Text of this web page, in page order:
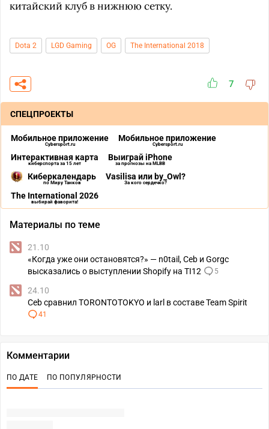
китайский клуб в нижнюю сетку.
Dota 2 LGD Gaming OG The International 2018
7
СПЕЦПРОЕКТЫ
Мобильное приложение
Cybersport.ru
Мобильное приложение
Cybersport.ru
Интерактивная карта
киберспорта за 15 лет
Выиграй iPhone
за прогнозы на MLBB
Киберкалендарь
по Миру Танков
Vasilisa или by_Owl?
За кого сердечко?
The International 2026
выбирай фаворита!
Материалы по теме
21.10
«Когда уже они остановятся?» — n0tail, Ceb и Gorgc
высказались о выступлении Shopify на TI12
5
24.10
Ceb сравнил TORONTOTOKYO и larl в составе Team Spirit
41
Комментарии
ПО ДАТЕ ПО ПОПУЛЯРНОСТИ